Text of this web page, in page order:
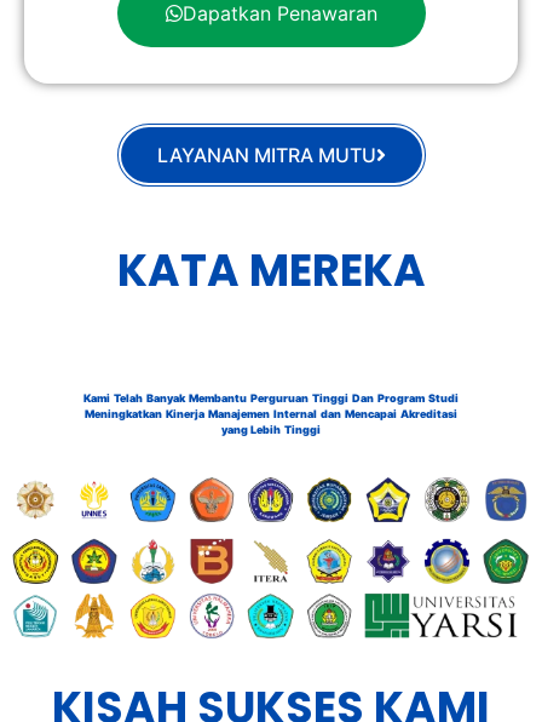
Dapatkan Penawaran
LAYANAN MITRA MUTU
KATA MEREKA
Kami Telah Banyak Membantu Perguruan Tinggi Dan Program Studi
Meningkatkan Kinerja Manajemen Internal dan Mencapai Akreditasi
yang Lebih Tinggi
KISAH SUKSES KAMI